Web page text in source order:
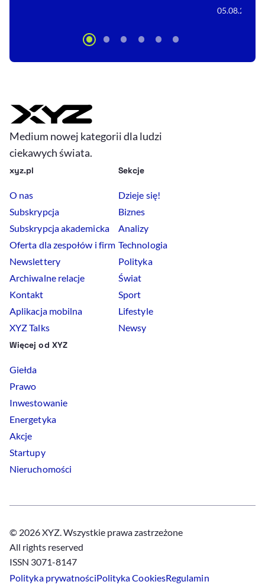
05.08.2026
Medium nowej kategorii dla ludzi
ciekawych świata.
xyz.pl
O nas
Subskrypcja
Subskrypcja akademicka
Oferta dla zespołów i firm
Newslettery
Archiwalne relacje
Kontakt
Aplikacja mobilna
XYZ Talks
Sekcje
Dzieje się!
Biznes
Analizy
Technologia
Polityka
Świat
Sport
Lifestyle
Newsy
Więcej od XYZ
Giełda
Prawo
Inwestowanie
Energetyka
Akcje
Startupy
Nieruchomości
© 2026 XYZ. Wszystkie prawa zastrzeżone
All rights reserved
ISSN 3071-8147
Polityka prywatnościPolitykaCookiesRegulamin